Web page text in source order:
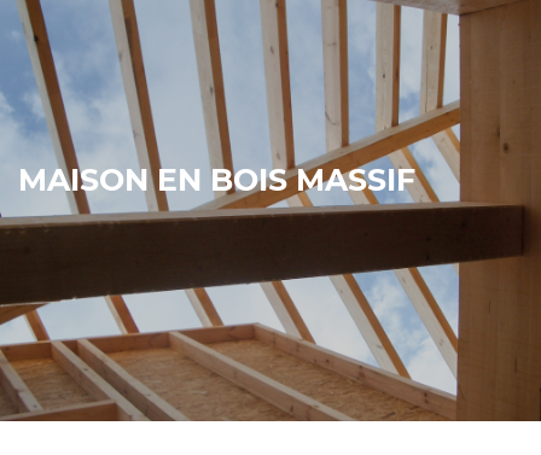
MAISON EN BOIS MASSIF